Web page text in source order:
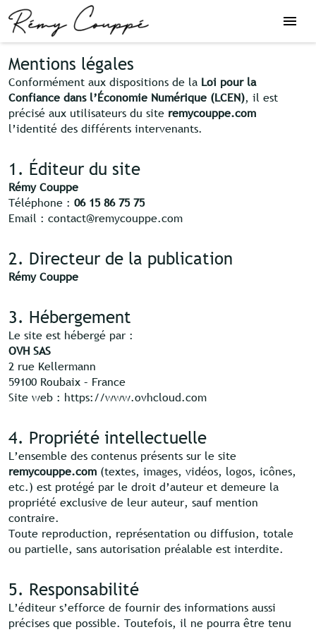
Mentions légales
Conformément aux dispositions de la Loi pour la
Confiance dans l’Économie Numérique (LCEN), il est
précisé aux utilisateurs du site remycouppe.com
l’identité des différents intervenants.
1. Éditeur du site
Rémy Couppe
Téléphone : 06 15 86 75 75
Email : contact@remycouppe.com
2. Directeur de la publication
Rémy Couppe
3. Hébergement
Le site est hébergé par :
OVH SAS
2 rue Kellermann
59100 Roubaix – France
Site web : https://www.ovhcloud.com
4. Propriété intellectuelle
L’ensemble des contenus présents sur le site
remycouppe.com (textes, images, vidéos, logos, icônes,
etc.) est protégé par le droit d’auteur et demeure la
propriété exclusive de leur auteur, sauf mention
contraire.
Toute reproduction, représentation ou diffusion, totale
ou partielle, sans autorisation préalable est interdite.
5. Responsabilité
L’éditeur s’efforce de fournir des informations aussi
précises que possible. Toutefois, il ne pourra être tenu